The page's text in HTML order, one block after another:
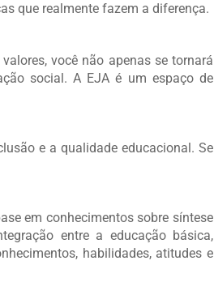
que realmente fazem a diferença.
você não apenas se tornará
social. A EJA é um espaço de
e a qualidade educacional. Se
em conhecimentos sobre síntese
entre a educação básica,
habilidades, atitudes e